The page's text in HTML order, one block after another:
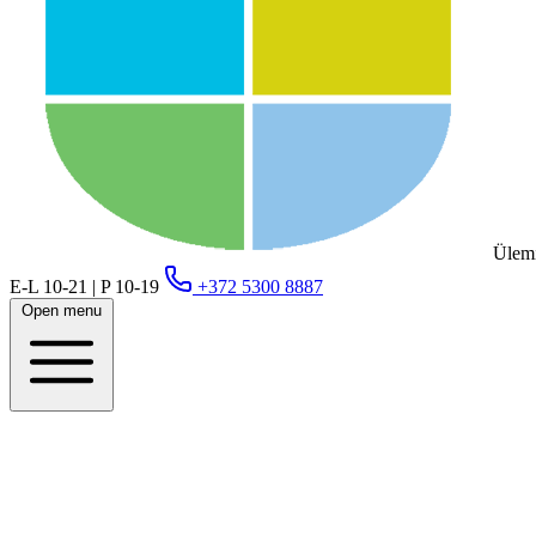
E-L 10-21 | P 10-19
+372 5300 8887
Open menu